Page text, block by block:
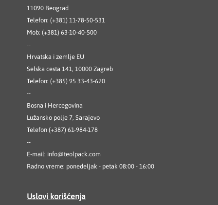
11090 Beograd
Telefon: (+381) 11-78-50-531
Mob: (+381) 63-10-40-500
--
Hrvatska i zemlje EU
Selska cesta 141, 10000 Zagreb
Telefon: (+385) 95 33-43-620
--
Bosna i Hercegovina
Lužansko polje 7, Sarajevo
Telefon (+387) 61-984-178
--
E-mail: info@teolpack.com
Radno vreme: ponedeljak - petak 08:00 - 16:00
Uslovi korišćenja